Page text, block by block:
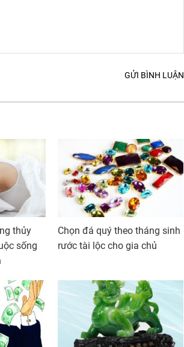
GỬI BÌNH LUẬN
thủy
sống
Chọn đá quý theo tháng sinh
rước tài lộc cho gia chủ